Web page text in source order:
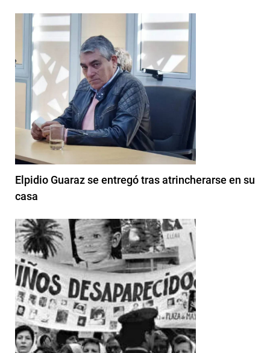
Elpidio Guaraz se entregó tras atrincherarse en su
casa